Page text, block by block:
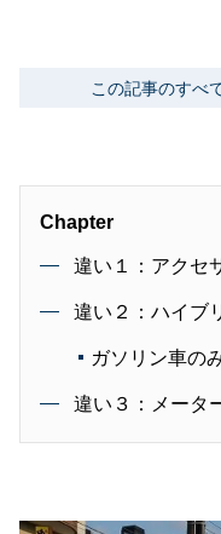
この記事のすべ
Chapter
違い１：アクセ
違い２：ハイブ
ガソリン車の
違い３：メータ